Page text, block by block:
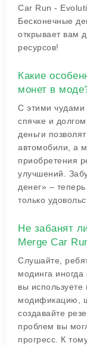
Car Run -
Бесконечные
открывает вам
ресурсов!
Какие
монет в
С этими чудами
спячке и
деньги
автомобили, а
приобретения
улучшений.
денег» –
только
Не забанят
Merge Car
Слушайте,
модинга
вы
модификацию,
создавайте
проблем вы
прогресс. К